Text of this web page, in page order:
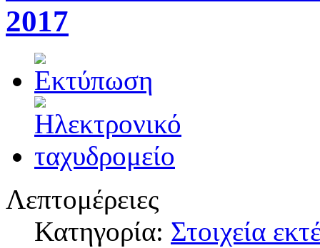
2017
Λεπτομέρειες
Κατηγορία: Στοιχεία